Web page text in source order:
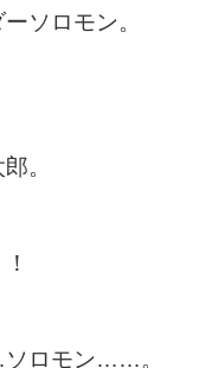
ソロモン。
。
ロモン……。